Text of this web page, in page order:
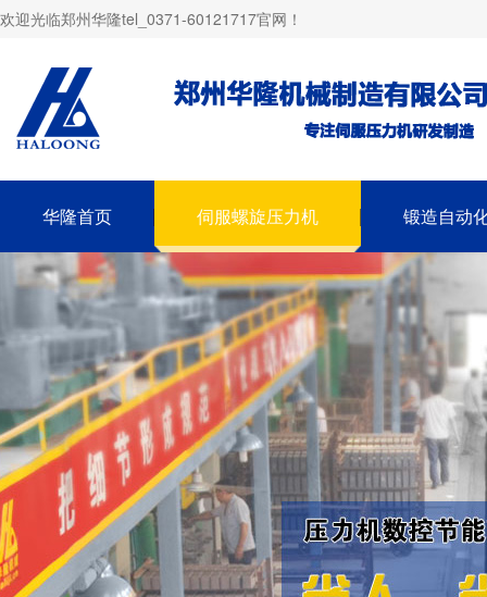
欢迎光临郑州华隆tel_0371-60121717官网！
华隆首页 伺服螺旋压力机 锻造自动